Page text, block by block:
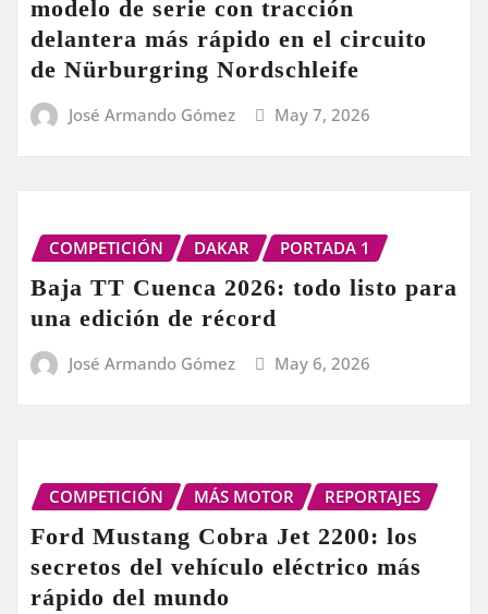
modelo de serie con tracción
delantera más rápido en el circuito
de Nürburgring Nordschleife
José Armando Gómez May 7, 2026
COMPETICIÓN DAKAR PORTADA 1
Baja TT Cuenca 2026: todo listo para
una edición de récord
José Armando Gómez May 6, 2026
COMPETICIÓN MÁS MOTOR REPORTAJES
Ford Mustang Cobra Jet 2200: los
secretos del vehículo eléctrico más
rápido del mundo